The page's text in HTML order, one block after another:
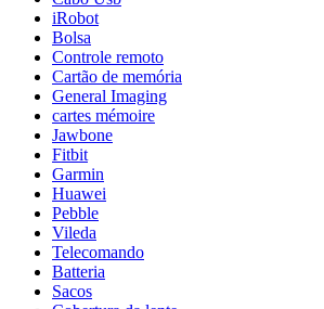
iRobot
Bolsa
Controle remoto
Cartão de memória
General Imaging
cartes mémoire
Jawbone
Fitbit
Garmin
Huawei
Pebble
Vileda
Telecomando
Batteria
Sacos